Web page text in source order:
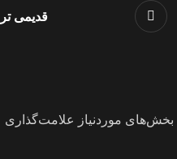
قدیمی تر
بخش‌های موردنیاز علامت‌گذاری